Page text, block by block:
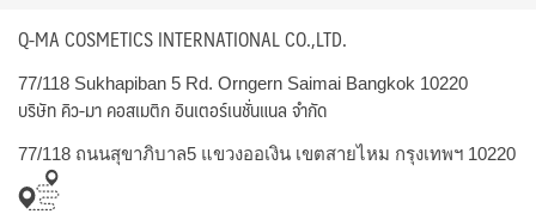
Q-MA COSMETICS INTERNATIONAL CO.,LTD.
77/118 Sukhapiban 5 Rd. Orngern Saimai Bangkok 10220
บริษัท คิว-มา คอสเมติก อินเตอร์เนชั่นแนล จำกัด
77/118 ถนนสุขาภิบาล5 แขวงออเงิน เขตสายไหม กรุงเทพฯ 10220